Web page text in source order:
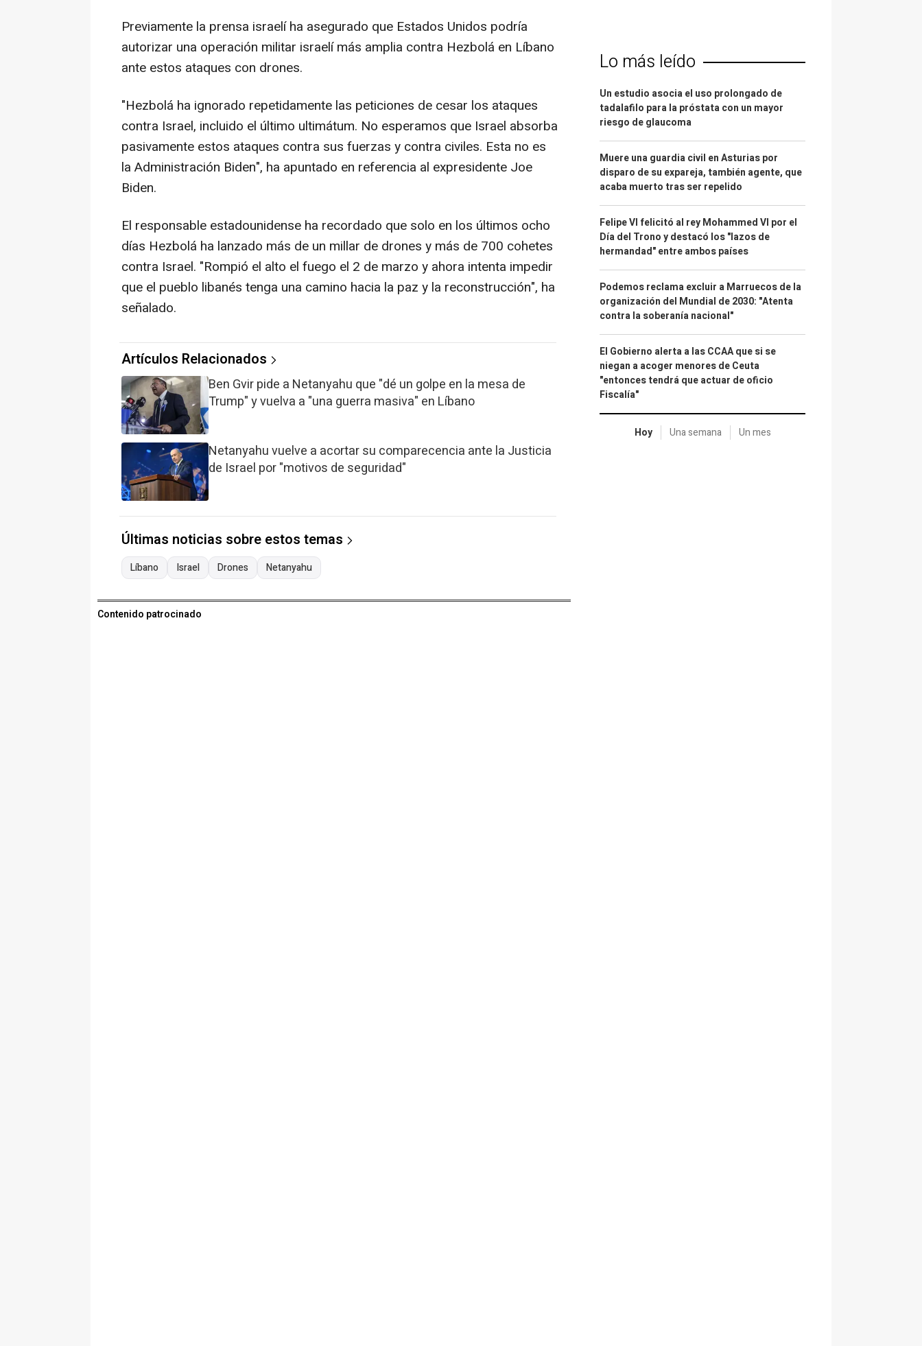
Previamente la prensa israelí ha asegurado que Estados Unidos podría
autorizar una operación militar israelí más amplia contra Hezbolá en Líbano
ante estos ataques con drones.
"Hezbolá ha ignorado repetidamente las peticiones de cesar los ataques
contra Israel, incluido el último ultimátum. No esperamos que Israel absorba
pasivamente estos ataques contra sus fuerzas y contra civiles. Esta no es
la Administración Biden", ha apuntado en referencia al expresidente Joe
Biden.
El responsable estadounidense ha recordado que solo en los últimos ocho
días Hezbolá ha lanzado más de un millar de drones y más de 700 cohetes
contra Israel. "Rompió el alto el fuego el 2 de marzo y ahora intenta impedir
que el pueblo libanés tenga una camino hacia la paz y la reconstrucción", ha
señalado.
Artículos Relacionados
Ben Gvir pide a Netanyahu que "dé un golpe en la mesa de
Trump" y vuelva a "una guerra masiva" en Líbano
Netanyahu vuelve a acortar su comparecencia ante la Justicia
de Israel por "motivos de seguridad"
Últimas noticias sobre estos temas
Líbano Israel Drones Netanyahu
Contenido patrocinado
Lo más leído
Un estudio asocia el uso prolongado de
tadalafilo para la próstata con un mayor
riesgo de glaucoma
Muere una guardia civil en Asturias por
disparo de su expareja, también agente, que
acaba muerto tras ser repelido
Felipe VI felicitó al rey Mohammed VI por el
Día del Trono y destacó los "lazos de
hermandad" entre ambos países
Podemos reclama excluir a Marruecos de la
organización del Mundial de 2030: "Atenta
contra la soberanía nacional"
El Gobierno alerta a las CCAA que si se
niegan a acoger menores de Ceuta
"entonces tendrá que actuar de oficio
Fiscalía"
Hoy Una semana Un mes